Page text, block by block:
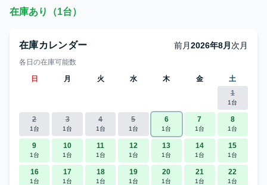
在庫あり（1台）
在庫カレンダー 前月2026年8月 次月
各日の在庫可能数
日
月 火 水 木 金
土
1
1台
2
1台
3
1台
4
1台
5
1台
6
1台
7
1台
8
1台
9
1台
10
1台
11
1台
12
1台
13
1台
14
1台
15
1台
16
1台
17
1台
18
1台
19
1台
20
1台
21
1台
22
1台